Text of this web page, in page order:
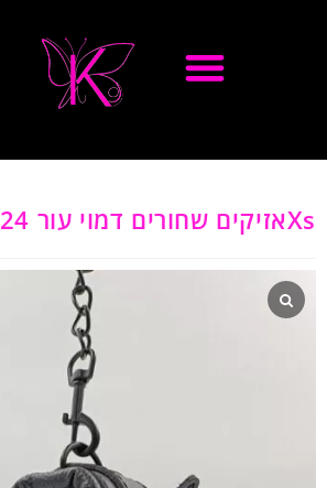
Xsאזיקים שחורים דמוי עור 24 סמ